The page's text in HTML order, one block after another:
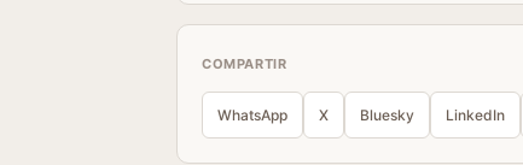
COMPARTIR
WhatsApp X Bluesky LinkedIn